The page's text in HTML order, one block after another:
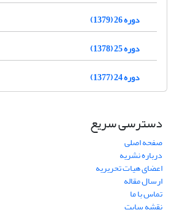
دوره 26 (1379)
دوره 25 (1378)
دوره 24 (1377)
دسترسی سریع
صفحه اصلی
درباره نشریه
اعضای هیات تحریریه
ارسال مقاله
تماس با ما
نقشه سایت